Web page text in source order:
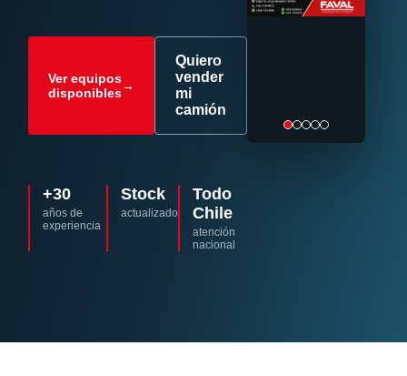
Ver equipos
disponibles→
Quiero
vender
mi
camión
+30
años de
experiencia
Stock
actualizado
Todo
Chile
atención
nacional